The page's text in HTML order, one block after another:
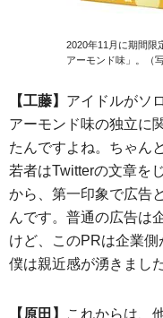
2020年11月に期間
アーモンド味」。（
【工藤】 アイドルがソ
アーモンド味の独立に
たんですよね。ちゃん
若者はTwitterの文章を
から、第一印象で広告
んです。普通の広告は
けど、このPRは企業側
僕は親近感が湧きました
【原田】
これからは、